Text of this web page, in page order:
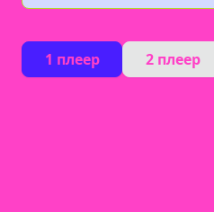
1 плеер 2 плеер